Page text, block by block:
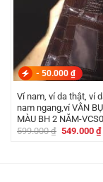
- 50.000 ₫
Ví nam, ví da thật, ví
nam ngang,ví VÂN
MÀU BH 2 NĂM-
599.000₫ Giá
549.000 ₫